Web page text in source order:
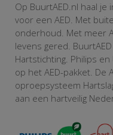
Op BuurtAED.nl haal
voor een AED. Met
onderhoud. Met meer
levens gered.
Hartstichting. Philips
op het AED-pakket. De
oproepsysteem
aan een hartveilig